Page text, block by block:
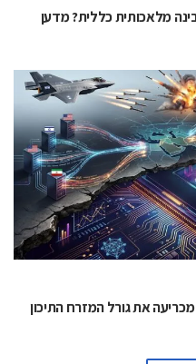
מלאכותית כללית? מדען
את גורל המזרח התיכון